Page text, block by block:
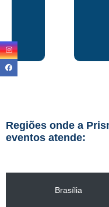
Regiões onde a
eventos atende:
Brasília